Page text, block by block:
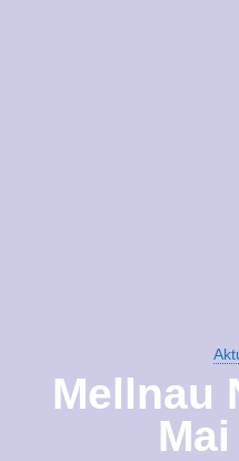
Mellnau